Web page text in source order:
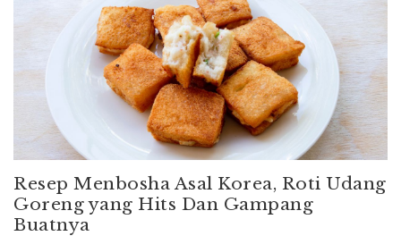
Resep Menbosha Asal Korea, Roti Udang
Goreng yang Hits Dan Gampang
Buatnya